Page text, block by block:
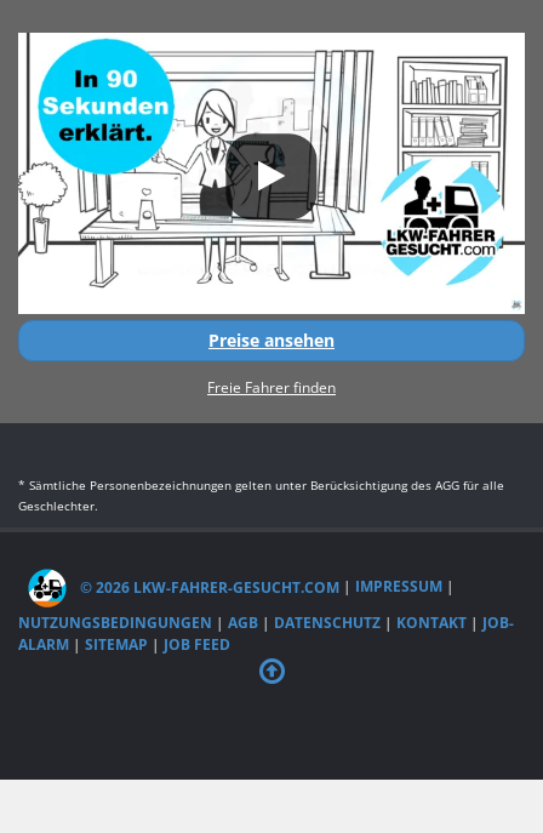
Preise ansehen
Freie Fahrer finden
* Sämtliche Personenbezeichnungen gelten unter Berücksichtigung des AGG für alle
Geschlechter.
© 2026 LKW-FAHRER-GESUCHT.COM | IMPRESSUM |
NUTZUNGSBEDINGUNGEN | AGB | DATENSCHUTZ | KONTAKT | JOB-
ALARM | SITEMAP | JOB FEED